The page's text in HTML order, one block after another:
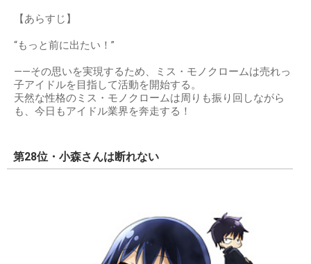
【あらすじ】
“もっと前に出たい！”
――その思いを実現するため、ミス・モノクロームは売れっ
子アイドルを目指して活動を開始する。
天然な性格のミス・モノクロームは周りも振り回しながら
も、今日もアイドル業界を奔走する！
第28位・小森さんは断れない